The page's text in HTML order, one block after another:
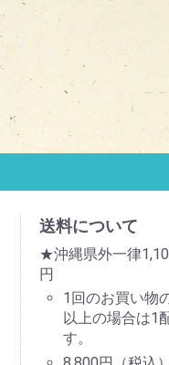
送料について
★沖縄県外一律
円
1回のお買い
以上の場合は1
す。